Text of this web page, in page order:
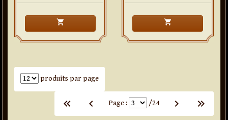
shopping_cart shopping_cart
Nombre de produits par page
produits par page
keyboard_arrow_left
keyboard_arrow_left keyboard_arrow_left Page : /24 keyboard_arrow_right keyboard_arrow_right
keyboard_arrow_right